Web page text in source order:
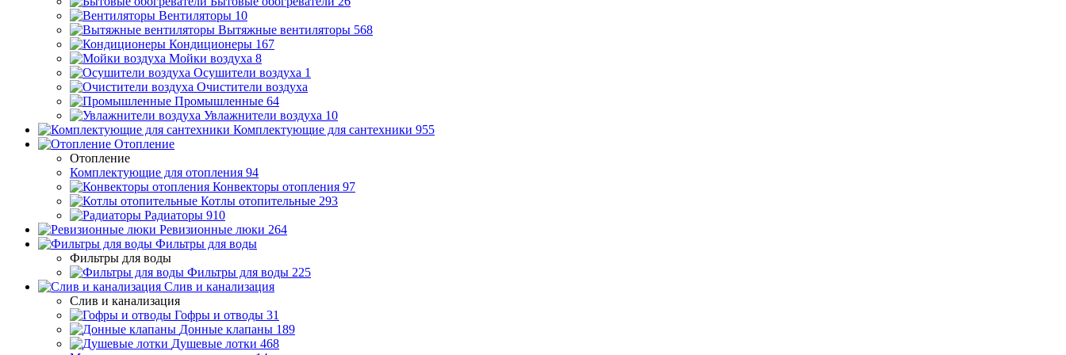
Вентиляторы 10
Вытяжные вентиляторы 568
Кондиционеры 167
Мойки воздуха 8
Осушители воздуха 1
Очистители воздуха
Промышленные 64
Увлажнители воздуха 10
Комплектующие для сантехники 955
Отопление
Отопление
Комплектующие для отопления 94
Конвекторы отопления 97
Котлы отопительные 293
Радиаторы 910
Ревизионные люки 264
Фильтры для воды
Фильтры для воды
Фильтры для воды 225
Слив и канализация
Слив и канализация
Гофры и отводы 31
Донные клапаны 189
Душевые лотки 468